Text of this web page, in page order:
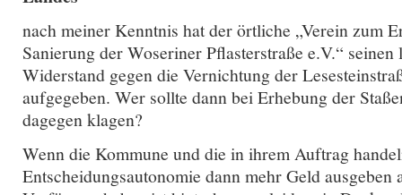
nach meiner Kenntnis hat der örtliche „Verein zum
Sanierung der Woseriner Pflasterstraße e.V.“
Widerstand gegen die Vernichtung der
aufgegeben. Wer sollte dann bei Erhebung der
dagegen klagen?
Wenn die Kommune und die in ihrem Auftrag
Entscheidungsautonomie dann mehr Geld ausgeben